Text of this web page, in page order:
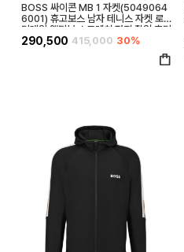
BOSS 싸이콘 MB 1 자켓(5049064
6001) 휴고보스 남자 테니스 자켓 로고
디테일 액티브 스트레치 저지 집업 후디
290,500 415,000 30%